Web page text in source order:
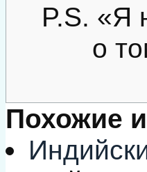
P.S. «Я
о
Похожие